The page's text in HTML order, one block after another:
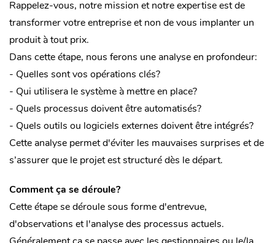
Rappelez-vous, notre mission et notre expertise est de
transformer votre entreprise et non de vous implanter un
produit à tout prix.
Dans cette étape, nous ferons une analyse en profondeur:
- Quelles sont vos opérations clés?
- Qui utilisera le système à mettre en place?
- Quels processus doivent être automatisés?
- Quels outils ou logiciels externes doivent être intégrés?
Cette analyse permet d'éviter les mauvaises surprises et de
s’assurer que le projet est structuré dès le départ.
Comment ça se déroule?
Cette étape se déroule sous forme d'entrevue,
d'observations et l'analyse des processus actuels.